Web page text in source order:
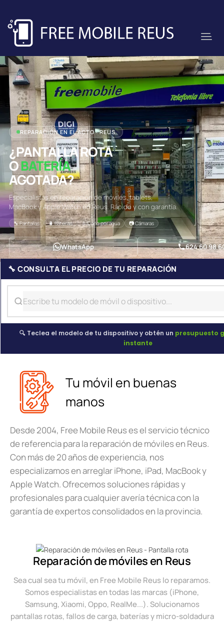
REPARACIÓN EN EL ACTO · REUS
¿PANTALLA ROTA
OBATERÍA
AGOTADA?
Especialistas en reparación de móviles, tablets,
MacBook y Apple Watch en Reus. Rápido y con garantía.
🔧 Pantallas 🔋 Baterías 💧 Daño por agua 📷 Cámaras
WhatsApp 624 60 98
🔧 CONSULTA EL PRECIO DE TU REPARACIÓN
🔍 Teclea el modelo de tu dispositivo y obtén un presupuesto
instante
Tu móvil en buenas
manos
Desde 2004, Free Mobile Reus es el servicio técnico
de referencia para la reparación de móviles en Reus.
Con más de 20 años de experiencia, nos
especializamos en arreglar iPhone, iPad, MacBook y
Apple Watch. Ofrecemos soluciones rápidas y
profesionales para cualquier avería técnica con la
garantía de expertos consolidados en la provincia.
Reparación de móviles en Reus
Sea cual sea tu móvil, en Free Mobile Reus lo reparamos.
Somos especialistas en todas las marcas (iPhone,
Samsung, Xiaomi, Oppo, RealMe...). Solucionamos
pantallas rotas, fallos de carga, baterías y micro-soldadura